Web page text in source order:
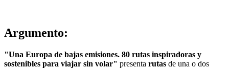
Argumento:
"Una Europa de bajas emisiones. 80 rutas inspiradoras y
sostenibles para viajar sin volar" presenta rutas de una o dos